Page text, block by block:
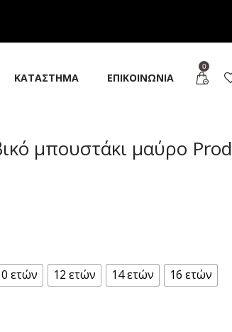
ΚΑΤΑΣΤΗΜΑ ΕΠΙΚΟΙΝΩΝΙΑ
0
μπουστάκι μαύρο Prod
ετών 12 ετών 14 ετών 16 ετών